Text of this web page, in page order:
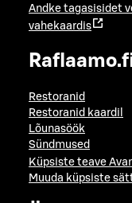
Andke tagasisidet
vahekaardis
Restoranid
Restoranid kaardil
Lõunasöök
Sündmused
Küpsiste teave
Muuda küpsiste